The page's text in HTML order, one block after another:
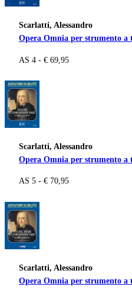
Scarlatti, Alessandro
Opera Omnia per strumento a
AS 4 - € 69,95
Scarlatti, Alessandro
Opera Omnia per strumento a
AS 5 - € 70,95
Scarlatti, Alessandro
Opera Omnia per strumento a